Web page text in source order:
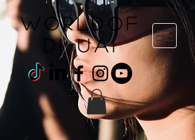
WORLDOF
DI uai